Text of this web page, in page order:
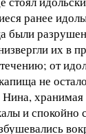
ранее
были
их в
от
не
Нина,
и спокойно